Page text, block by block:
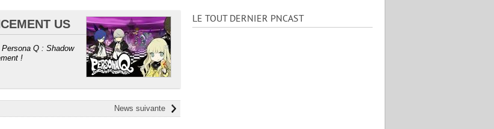
US
Q : Shadow
!
News suivante
LE TOUT DERNIER PNCAST